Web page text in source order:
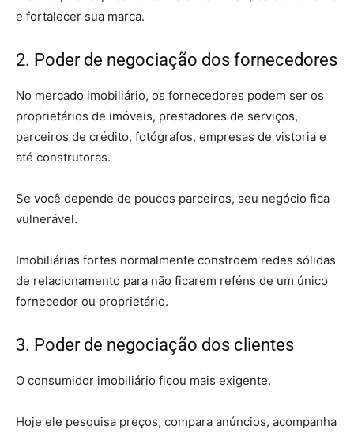
e fortalecer sua marca.
2. Poder de negociação dos fornecedores
No mercado imobiliário, os fornecedores podem ser os
proprietários de imóveis, prestadores de serviços,
parceiros de crédito, fotógrafos, empresas de vistoria e
até construtoras.
Se você depende de poucos parceiros, seu negócio fica
vulnerável.
Imobiliárias fortes normalmente constroem redes sólidas
de relacionamento para não ficarem reféns de um único
fornecedor ou proprietário.
3. Poder de negociação dos clientes
O consumidor imobiliário ficou mais exigente.
Hoje ele pesquisa preços, compara anúncios, acompanha